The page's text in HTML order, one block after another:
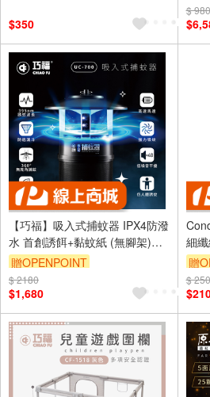
$350
$
【巧福】吸入式捕蚊器 IPX4防潑
水 首創誘餌+黏蚊紙 (無腳架)
UC-700
贈OPENPOINT
$ 2180
$1,680
細
贈
$ 250